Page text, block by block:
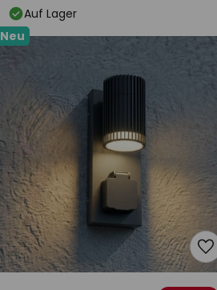
Auf Lager
Neu